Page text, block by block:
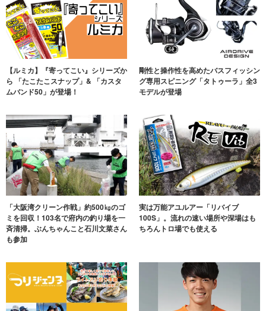
【ルミカ】『寄ってこい』シリーズか
ら 「たこたこスナップ」& 「カスタ
ムバンド50」が登場！
剛性と操作性を高めたバスフィッシン
グ専用スピニング「タトゥーラ」全3
モデルが登場
「大阪湾クリーン作戦」約500㎏のゴ
ミを回収！103名で府内の釣り場を一
斉清掃。ぶんちゃんこと石川文菜さん
も参加
実は万能アユルアー「リバイブ
100S」。流れの速い場所や深場はも
ちろんトロ場でも使える